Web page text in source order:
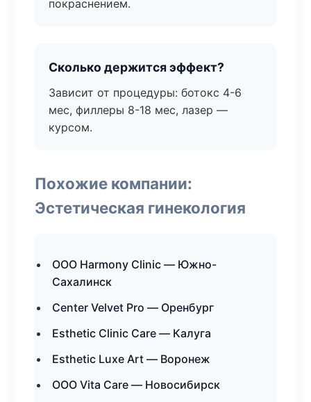
покраснением.
Сколько держится эффект?
Зависит от процедуры: ботокс 4-6
мес, филлеры 8-18 мес, лазер —
курсом.
Похожие компании:
Эстетическая гинекология
ООО Harmony Clinic — Южно-
Сахалинск
Center Velvet Pro — Оренбург
Esthetic Clinic Care — Калуга
Esthetic Luxe Art — Воронеж
ООО Vita Care — Новосибирск